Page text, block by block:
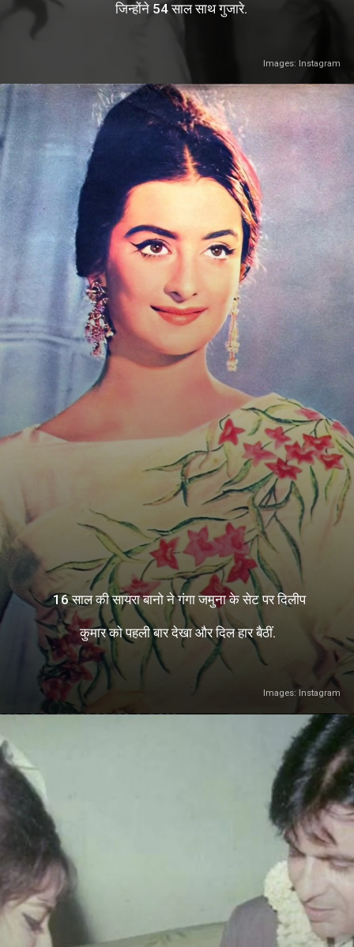
Images: Instagram
जिन्होंने 54 साल साथ गुजारे.
Images: Instagram
16 साल की सायरा बानो ने गंगा जमुना के सेट पर दिलीप
कुमार को पहली बार देखा और दिल हार बैठीं.